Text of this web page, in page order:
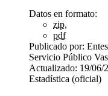
Datos en formato:
zip,
pdf
Publicado por:
Servicio Público
Actualizado: 19/06/
Estadística (oficial)